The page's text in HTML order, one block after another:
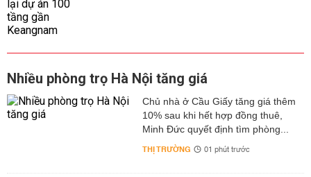
Nhiều phòng trọ Hà Nội tăng giá
Chủ nhà ở Cầu Giấy tăng giá thêm
10% sau khi hết hợp đồng thuê,
Minh Đức quyết định tìm phòng...
THỊ TRƯỜNG 01 phút trước